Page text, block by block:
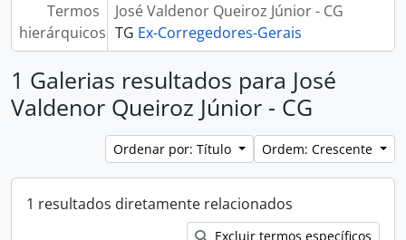
Termos
hierárquicos
José Valdenor Queiroz Júnior - CG
TG Ex-Corregedores-Gerais
1 Galerias resultados para José
Valdenor Queiroz Júnior - CG
Ordenar por: Título Ordem: Crescente
1 resultados diretamente relacionados
Excluir termos específicos